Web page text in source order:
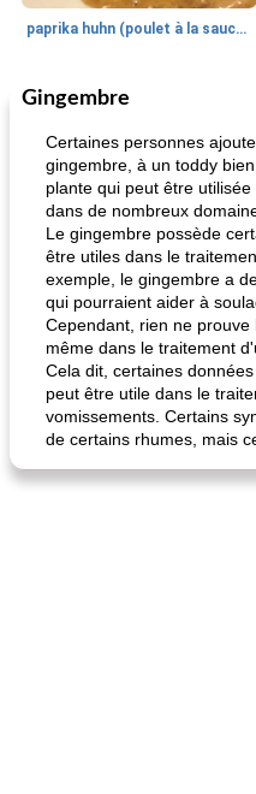
paprika huhn (poulet à la sauce paprika).
Petit déjeuner et brunch
quinoa petit déjeuner méditerranéen
Gingembre
Certaines personnes
gingembre, à un toddy
plante qui peut être
dans de nombreux
Le gingembre possède
être utiles dans le
exemple, le gingembre a
qui pourraient aider à
Cependant, rien ne
même dans le traitement
Cela dit, certaines
peut être utile dans le
vomissements. Certains
de certains rhumes, mais